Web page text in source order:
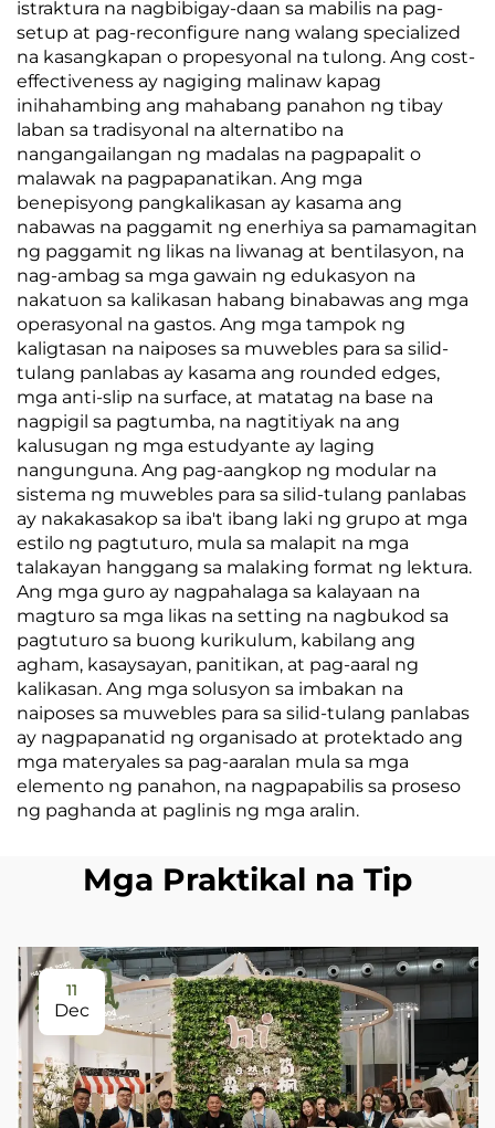
istraktura na nagbibigay-daan sa mabilis na pag-
setup at pag-reconfigure nang walang specialized
na kasangkapan o propesyonal na tulong. Ang cost-
effectiveness ay nagiging malinaw kapag
inihahambing ang mahabang panahon ng tibay
laban sa tradisyonal na alternatibo na
nangangailangan ng madalas na pagpapalit o
malawak na pagpapanatikan. Ang mga
benepisyong pangkalikasan ay kasama ang
nabawas na paggamit ng enerhiya sa pamamagitan
ng paggamit ng likas na liwanag at bentilasyon, na
nag-ambag sa mga gawain ng edukasyon na
nakatuon sa kalikasan habang binabawas ang mga
operasyonal na gastos. Ang mga tampok ng
kaligtasan na naiposes sa muwebles para sa silid-
tulang panlabas ay kasama ang rounded edges,
mga anti-slip na surface, at matatag na base na
nagpigil sa pagtumba, na nagtitiyak na ang
kalusugan ng mga estudyante ay laging
nangunguna. Ang pag-aangkop ng modular na
sistema ng muwebles para sa silid-tulang panlabas
ay nakakasakop sa iba't ibang laki ng grupo at mga
estilo ng pagtuturo, mula sa malapit na mga
talakayan hanggang sa malaking format ng lektura.
Ang mga guro ay nagpahalaga sa kalayaan na
magturo sa mga likas na setting na nagbukod sa
pagtuturo sa buong kurikulum, kabilang ang
agham, kasaysayan, panitikan, at pag-aaral ng
kalikasan. Ang mga solusyon sa imbakan na
naiposes sa muwebles para sa silid-tulang panlabas
ay nagpapanatid ng organisado at protektado ang
mga materyales sa pag-aaralan mula sa mga
elemento ng panahon, na nagpapabilis sa proseso
ng paghanda at paglinis ng mga aralin.
Mga Praktikal na Tip
11
Dec